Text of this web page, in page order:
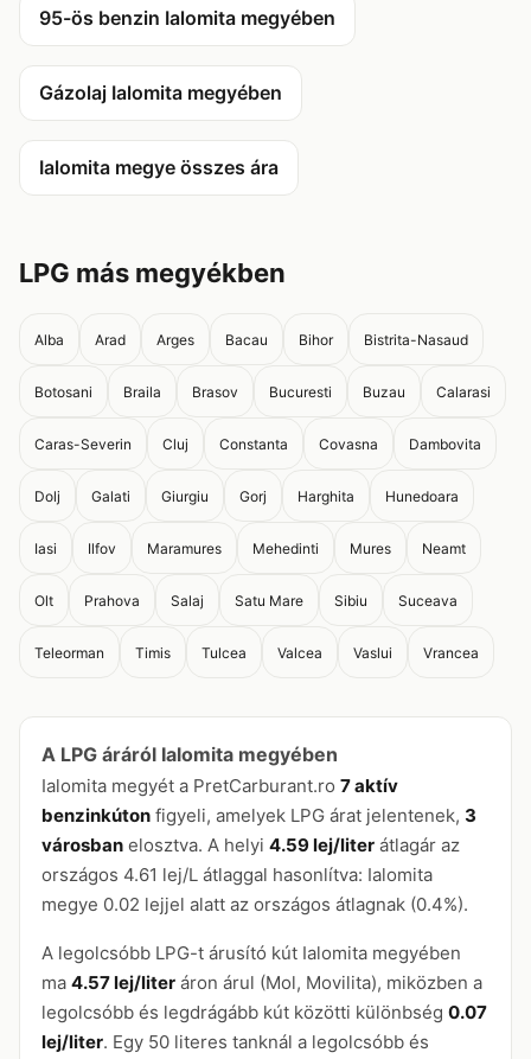
95-ös benzin Ialomita megyében
Gázolaj Ialomita megyében
Ialomita megye összes ára
LPG más megyékben
Alba Arad Arges Bacau Bihor Bistrita-Nasaud
Botosani Braila Brasov Bucuresti Buzau Calarasi
Caras-Severin Cluj Constanta Covasna Dambovita
Dolj Galati Giurgiu Gorj Harghita Hunedoara
Iasi Ilfov Maramures Mehedinti Mures Neamt
Olt Prahova Salaj Satu Mare Sibiu Suceava
Teleorman Timis Tulcea Valcea Vaslui Vrancea
A LPG áráról Ialomita megyében
Ialomita megyét a PretCarburant.ro 7 aktív
benzinkúton figyeli, amelyek LPG árat jelentenek, 3
városban elosztva. A helyi 4.59 lej/liter átlagár az
országos 4.61 lej/L átlaggal hasonlítva: Ialomita
megye 0.02 lejjel alatt az országos átlagnak (0.4%).
A legolcsóbb LPG-t árusító kút Ialomita megyében
ma 4.57 lej/liter áron árul (Mol, Movilita), miközben a
legolcsóbb és legdrágább kút közötti különbség 0.07
lej/liter. Egy 50 literes tanknál a legolcsóbb és